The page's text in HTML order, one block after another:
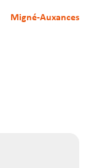
Migné-Auxances